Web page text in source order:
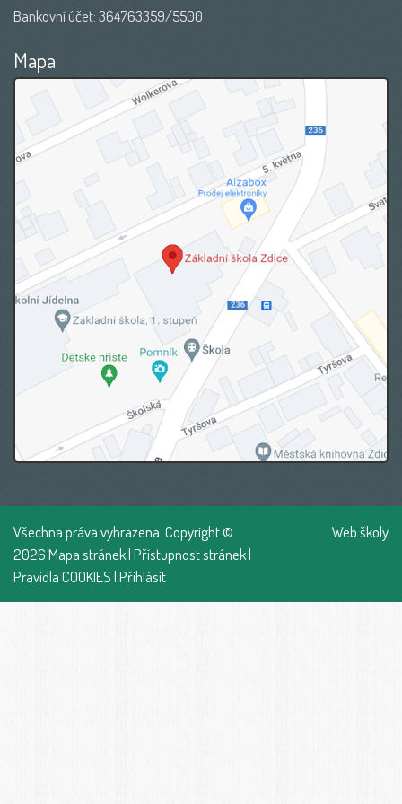
Bankovní účet: 364763359/5500
Mapa
Všechna práva vyhrazena. Copyright ©
2026Mapa stránek|Přístupnost stránek|
Pravidla COOKIES|Přihlásit
Web školy